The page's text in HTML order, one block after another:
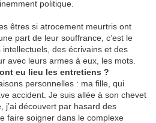
politique.
êtres si atrocement meurtris ont
part de leur souffrance, c’est le
des écrivains et des
avec leurs armes à eux, les mots.
eu lieu les entretiens ?
personnelles : ma fille, qui
accident. Je suis allée à son chevet
j’ai découvert par hasard des
faire soigner dans le complexe